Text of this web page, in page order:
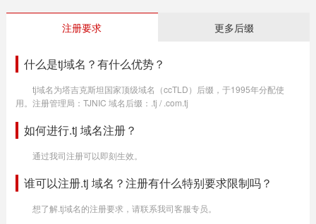
注册要求 更多后缀
什么是tj域名？有什么优势？
tj域名为塔吉克斯坦国家顶级域名（ccTLD）后缀，于1995年分配使
用。注册管理局：TJNIC 域名后缀：.tj / .com.tj
如何进行.tj 域名注册？
通过我司注册可以即刻生效。
谁可以注册.tj 域名？注册有什么特别要求限制吗？
想了解.tj域名的注册要求，请联系我司客服专员。